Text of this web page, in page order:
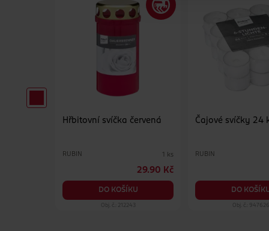
Hřbitovní svíčka červená
RUBIN 1 ks
29.90 Kč
DO KOŠÍKU
Obj. č.: 212243
Čajové svíčky 24
RUBIN
DO
Obj. č.: 947626